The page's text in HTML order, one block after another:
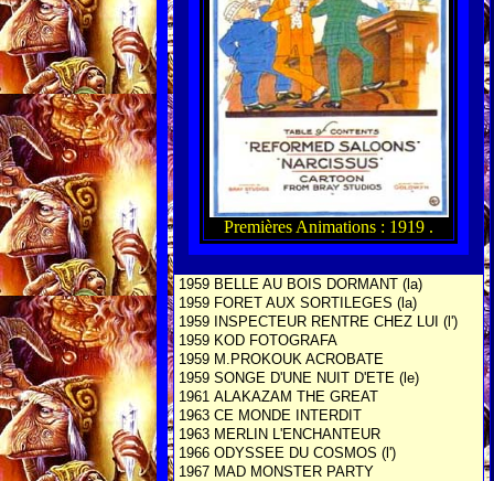
Premières Animations : 1919 .
1959 BELLE AU BOIS DORMANT (la)
1959 FORET AUX SORTILEGES (la)
1959
INSPECTEUR RENTRE CHEZ LUI (l')
1959 KOD FOTOGRAFA
1959 M.PROKOUK ACROBATE
1959 SONGE D'UNE NUIT D'ETE (le)
1961 ALAKAZAM THE GREAT
1963 CE MONDE INTERDIT
1963 MERLIN L'ENCHANTEUR
1966 ODYSSEE DU COSMOS (l')
1967 MAD MONSTER PARTY